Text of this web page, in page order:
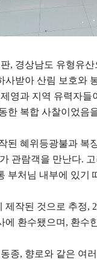
, 경상남도 유형유
사받아 산림 보호와
영과 지역 유력자
한 복합 사찰이었음
된 혜위등광불과 복
가 관람객을 만난다.
부처님 내부에 있기
제작된 것으로 추정,
에 환수됐으며 , 환수
종, 향로와 같은 여